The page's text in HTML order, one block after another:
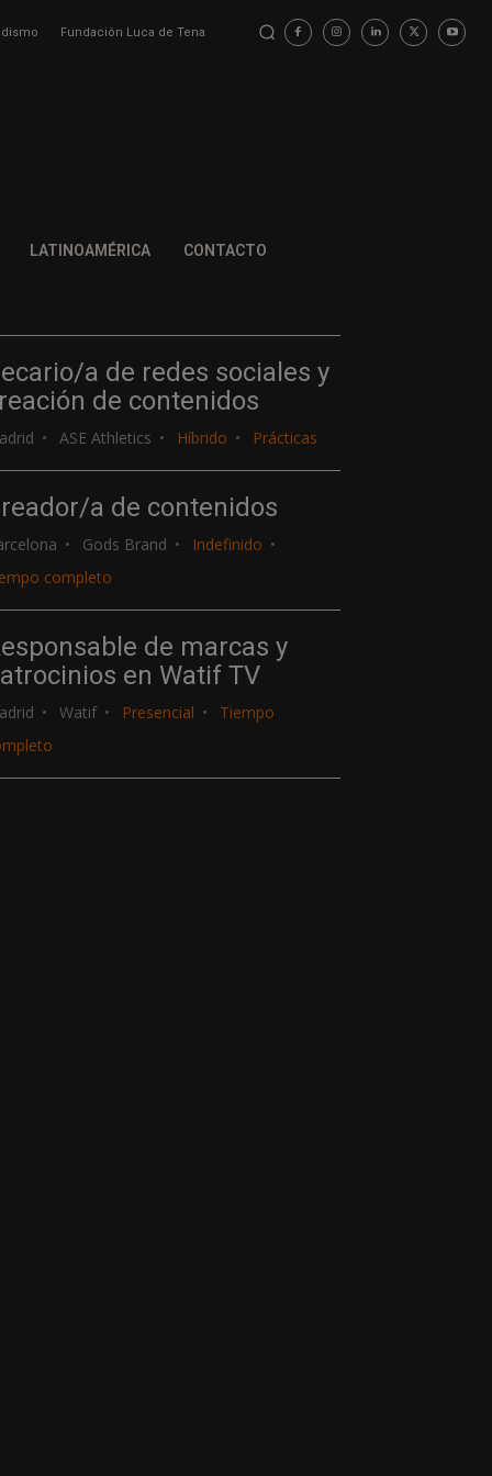
Fundación Luca de Tena
LATINOAMÉRICA CONTACTO
a de redes sociales y
de contenidos
ASE Athletics Híbrido Prácticas
a de contenidos
Gods Brand
Indefinido
completo
de marcas y
en Watif TV
Watif Presencial
Tiempo